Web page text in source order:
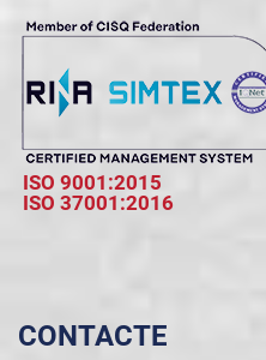
ISO 9001:2015
ISO 37001:2016
CONTACTE